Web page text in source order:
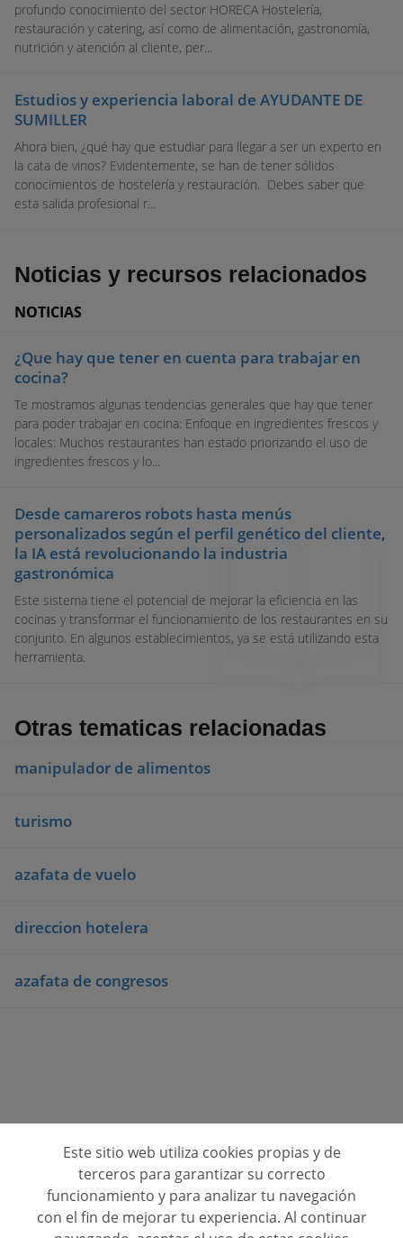
profundo conocimiento del sector HORECA Hostelería,
restauración y catering, así como de alimentación, gastronomía,
nutrición y atención al cliente, per...
Estudios y experiencia laboral de AYUDANTE DE
SUMILLER
Ahora bien, ¿qué hay que estudiar para llegar a ser un experto en
la cata de vinos? Evidentemente, se han de tener sólidos
conocimientos de hostelería y restauración. Debes saber que
esta salida profesional r...
Noticias y recursos relacionados
NOTICIAS
¿Que hay que tener en cuenta para trabajar en
cocina?
Te mostramos algunas tendencias generales que hay que tener
para poder trabajar en cocina: Enfoque en ingredientes frescos y
locales: Muchos restaurantes han estado priorizando el uso de
ingredientes frescos y lo...
Desde camareros robots hasta menús
personalizados según el perfil genético del cliente,
la IA está revolucionando la industria
gastronómica
Este sistema tiene el potencial de mejorar la eficiencia en las
cocinas y transformar el funcionamiento de los restaurantes en su
conjunto. En algunos establecimientos, ya se está utilizando esta
herramienta.
Otras tematicas relacionadas
manipulador de alimentos
turismo
azafata de vuelo
direccion hotelera
azafata de congresos
Consulta opiniones de centros de formación
Quienes Somos
Este sitio web utiliza cookies propias y de
terceros para garantizar su correcto
funcionamiento y para analizar tu navegación
con el fin de mejorar tu experiencia. Al continuar